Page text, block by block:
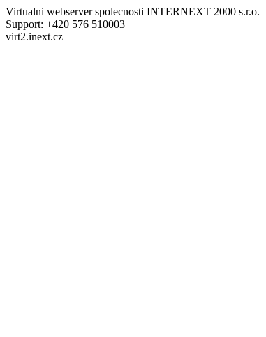
Virtualni webserver spolecnosti INTERNEXT 2000 s.r.o.
Support: +420 576 510003
virt2.inext.cz